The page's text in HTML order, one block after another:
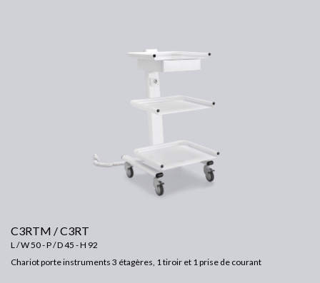
C3RTM / C3RT
L / W 50 - P / D 45 - H 92
Chariot porte instruments 3 étagères, 1 tiroir et 1 prise de courant